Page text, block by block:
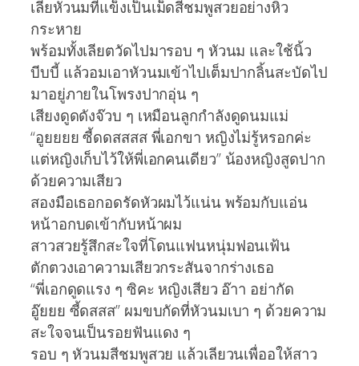
เลียหัวนมที่แข็งเป็นเม็ดสีชมพูสวยอย่างหิว
กระหาย
พร้อมทั้งเลียตวัดไปมารอบ ๆ หัวนม และใช้นิ้ว
บีบบี้ แล้วอมเอาหัวนมเข้าไปเต็มปากลิ้นสะบัดไป
มาอยู่ภายในโพรงปากอุ่น ๆ
เสียงดูดดังจ๊วบ ๆ เหมือนลูกกำลังดูดนมแม่
“อูยยยย ซี้ดดสสสส พี่เอกขา หญิงไม่รู้หรอกค่ะ
แต่หญิงเก็บไว้ให้พี่เอกคนเดียว” น้องหญิงสูดปาก
ด้วยความเสียว
สองมือเธอกอดรัดหัวผมไว้แน่น พร้อมกับแอ่น
หน้าอกบดเข้ากับหน้าผม
สาวสวยรู้สึกสะใจที่โดนแฟนหนุ่มฟอนเฟ้น
ตักตวงเอาความเสียวกระสันจากร่างเธอ
“พี่เอกดูดแรง ๆ ซิคะ หญิงเสียว อ๊าา อย่ากัด
อู๊ยยย ซี้ดสสส” ผมขบกัดที่หัวนมเบา ๆ ด้วยความ
สะใจจนเป็นรอยฟันแดง ๆ
รอบ ๆ หัวนมสีชมพูสวย แล้วเลียวนเพื่ออให้สาว